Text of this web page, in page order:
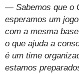
— Sabemos que o
esperamos um
com a mesma
o que ajuda a
é um time
estamos